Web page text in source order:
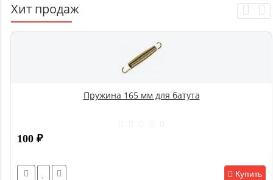
Хит продаж
Пружина 165 мм для батута
100 ₽
Купить